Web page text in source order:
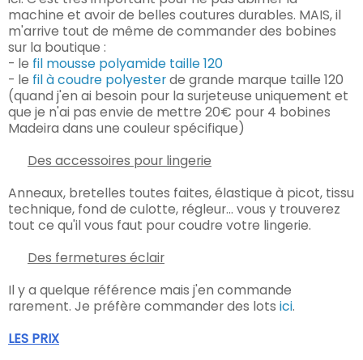
machine et avoir de belles coutures durables. MAIS, il
m'arrive tout de même de commander des bobines
sur la boutique :
- le fil mousse polyamide taille 120
- le fil à coudre polyesterde grande marque taille 120
(quand j'en ai besoin pour la surjeteuse uniquement et
que je n'ai pas envie de mettre 20€ pour 4 bobines
Madeira dans une couleur spécifique)
Des accessoires pour lingerie
Anneaux, bretelles toutes faites, élastique à picot, tissu
technique, fond de culotte, régleur... vous y trouverez
tout ce qu'il vous faut pour coudre votre lingerie.
Des fermetures éclair
Il y a quelque référence mais j'en commande
rarement. Je préfère commander des lots ici.
LES PRIX